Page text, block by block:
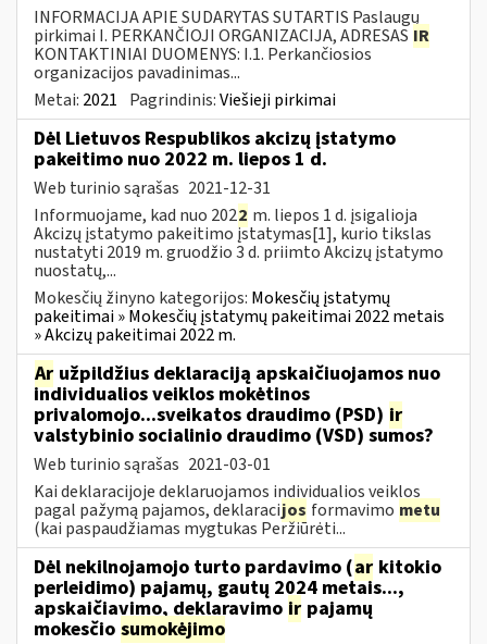
INFORMACIJA APIE SUDARYTAS SUTARTIS Paslaugų
pirkimai I. PERKANČIOJI ORGANIZACIJA, ADRESAS IR
KONTAKTINIAI DUOMENYS: I.1. Perkančiosios
organizacijos pavadinimas...
Metai: 2021 Pagrindinis:Viešieji pirkimai
Dėl Lietuvos Respublikos akcizų įstatymo
pakeitimo nuo 2022 m. liepos 1 d.
Web turinio sąrašas 2021-12-31
Informuojame, kad nuo 2022 m. liepos 1 d. įsigalioja
Akcizų įstatymo pakeitimo įstatymas[1], kurio tikslas
nustatyti 2019 m. gruodžio 3 d. priimto Akcizų įstatymo
nuostatų,...
Mokesčių žinyno kategorijos: Mokesčių įstatymų
pakeitimai » Mokesčių įstatymų pakeitimai 2022 metais
» Akcizų pakeitimai 2022 m.
Ar užpildžius deklaraciją apskaičiuojamos nuo
individualios veiklos mokėtinos
privalomojo...sveikatos draudimo (PSD) ir
valstybinio socialinio draudimo (VSD) sumos?
Web turinio sąrašas 2021-03-01
Kai deklaracijoje deklaruojamos individualios veiklos
pagal pažymą pajamos, deklaracijos formavimo metu
(kai paspaudžiamas mygtukas Peržiūrėti...
Dėl nekilnojamojo turto pardavimo (ar kitokio
perleidimo) pajamų, gautų 2024 metais...,
apskaičiavimo, deklaravimo ir pajamų
mokesčio sumokėjimo